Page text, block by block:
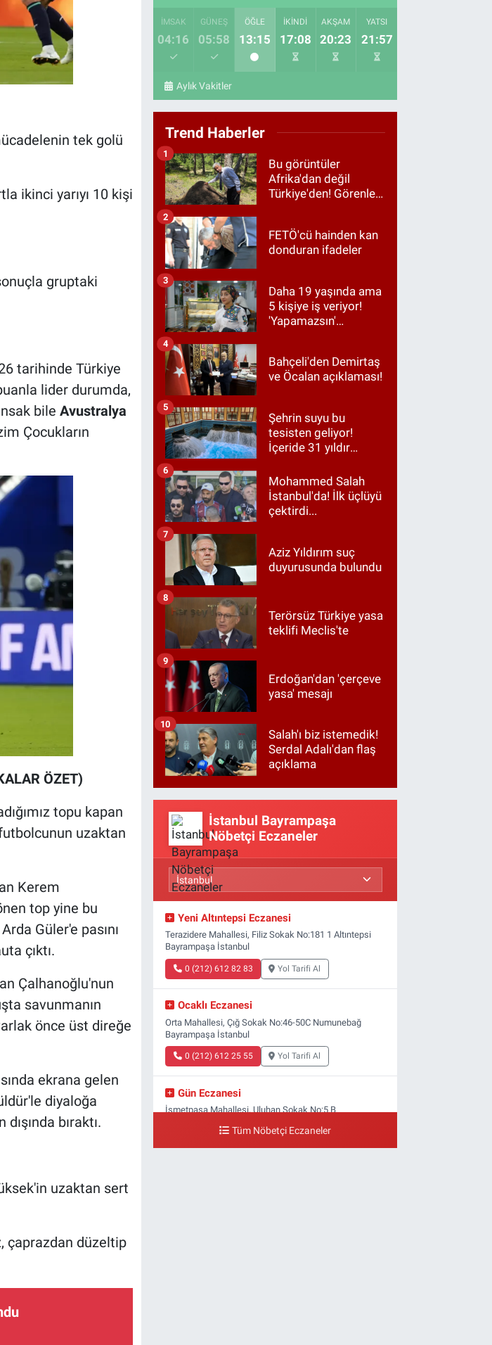
tek golü
ikinci yarıyı 10 kişi
gruptaki
tarihinde Türkiye
lider durumda,
bile Avustralya
Çocukların
ÖZET)
topu kapan
futbolcunun uzaktan
Kerem
top yine bu
Güler'e pasını
çıktı.
Çalhanoğlu'nun
savunmanın
önce üst direğe
ekrana gelen
diyaloğa
bıraktı.
uzaktan sert
çaprazdan düzeltip
İMSAK
04:16
GÜNEŞ
05:58
ÖĞLE
13:15
İKINDI
17:08
AKŞAM
20:23
YATSI
21:57
Aylık Vakitler
Trend Haberler
Bu görüntüler
Afrika'dan değil
Türkiye'den! Görenler
1
FETÖ'cü hainden kan
donduran ifadeler
2
Daha 19 yaşında ama
5 kişiye iş veriyor!
'Yapamazsın'
3
Bahçeli'den Demirtaş
ve Öcalan açıklaması!
4
Şehrin suyu bu
tesisten geliyor!
İçeride 31 yıldır
5
Mohammed Salah
İstanbul'da! İlk üçlüyü
çektirdi...
6
Aziz Yıldırım suç
duyurusunda bulundu
7
Terörsüz Türkiye yasa
teklifi Meclis'te
8
Erdoğan'dan 'çerçeve
yasa' mesajı
9
Salah'ı biz istemedik!
Serdal Adalı'dan flaş
açıklama
10
İstanbul Bayrampaşa
Nöbetçi Eczaneler
Yeni Altıntepsi Eczanesi
Terazidere Mahallesi, Filiz Sokak No:181 1 Altıntepsi
Bayrampaşa İstanbul
0 (212) 612 82 83 Yol Tarifi Al
Ocaklı Eczanesi
Orta Mahallesi, Çığ Sokak No:46-50C Numunebağ
Bayrampaşa İstanbul
0 (212) 612 25 55 Yol Tarifi Al
Gün Eczanesi
İsmetpaşa Mahallesi, Uluhan Sokak No:5 B
Tüm Nöbetçi Eczaneler